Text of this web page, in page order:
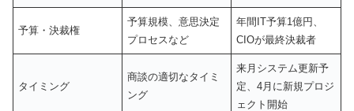
予算・決裁権
予算規模、意思決定
プロセスなど
年間IT予算1億円、
CIOが最終決裁者
タイミング
商談の適切なタイミ
ング
来月システム更新予
定、4月に新規プロジ
ェクト開始